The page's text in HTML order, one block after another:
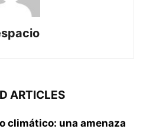
ARTICLES
climático: una amenaza